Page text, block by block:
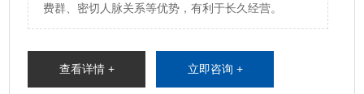
费群、密切人脉关系等优势，有利于长久经营。
查看详情 + 立即咨询 +